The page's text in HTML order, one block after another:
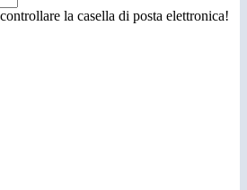
la casella di posta elettronica!